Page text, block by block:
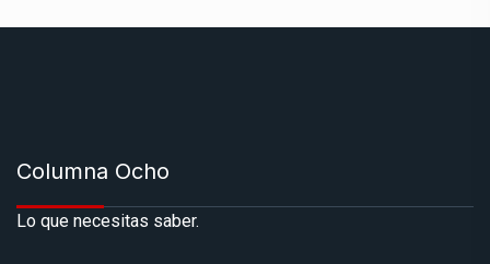
Columna Ocho
Lo que necesitas saber.